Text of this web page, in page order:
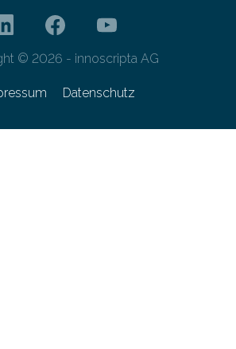
© 2026 - innoscripta AG
Datenschutz